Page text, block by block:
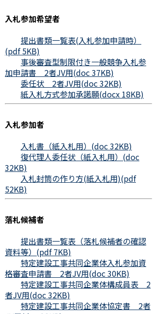
入札参加希望者
提出書類一覧表(入札参加申請時）
(pdf 5KB)
事後審査型制限付き一般競争入札参
加申請書 2者JV用(doc 37KB)
委任状 2者JV用(doc 32KB)
紙入札方式参加承諾願(docx 18KB)
入札参加者
入札書（紙入札用）(doc 32KB)
復代理人委任状（紙入札用）(doc
32KB)
入札封筒の作り方(紙入札用)(pdf
52KB)
落札候補者
提出書類一覧表（落札候補者の確認
資料等）(pdf 7KB)
特定建設工事共同企業体入札参加資
格審査申請書 2者JV用(doc 30KB)
特定建設工事共同企業体構成員表 2
者JV用(doc 32KB)
特定建設工事共同企業体協定書 2者